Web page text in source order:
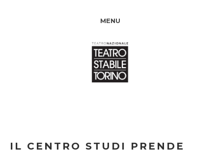
MENU
IL CENTRO STUDI PRENDE